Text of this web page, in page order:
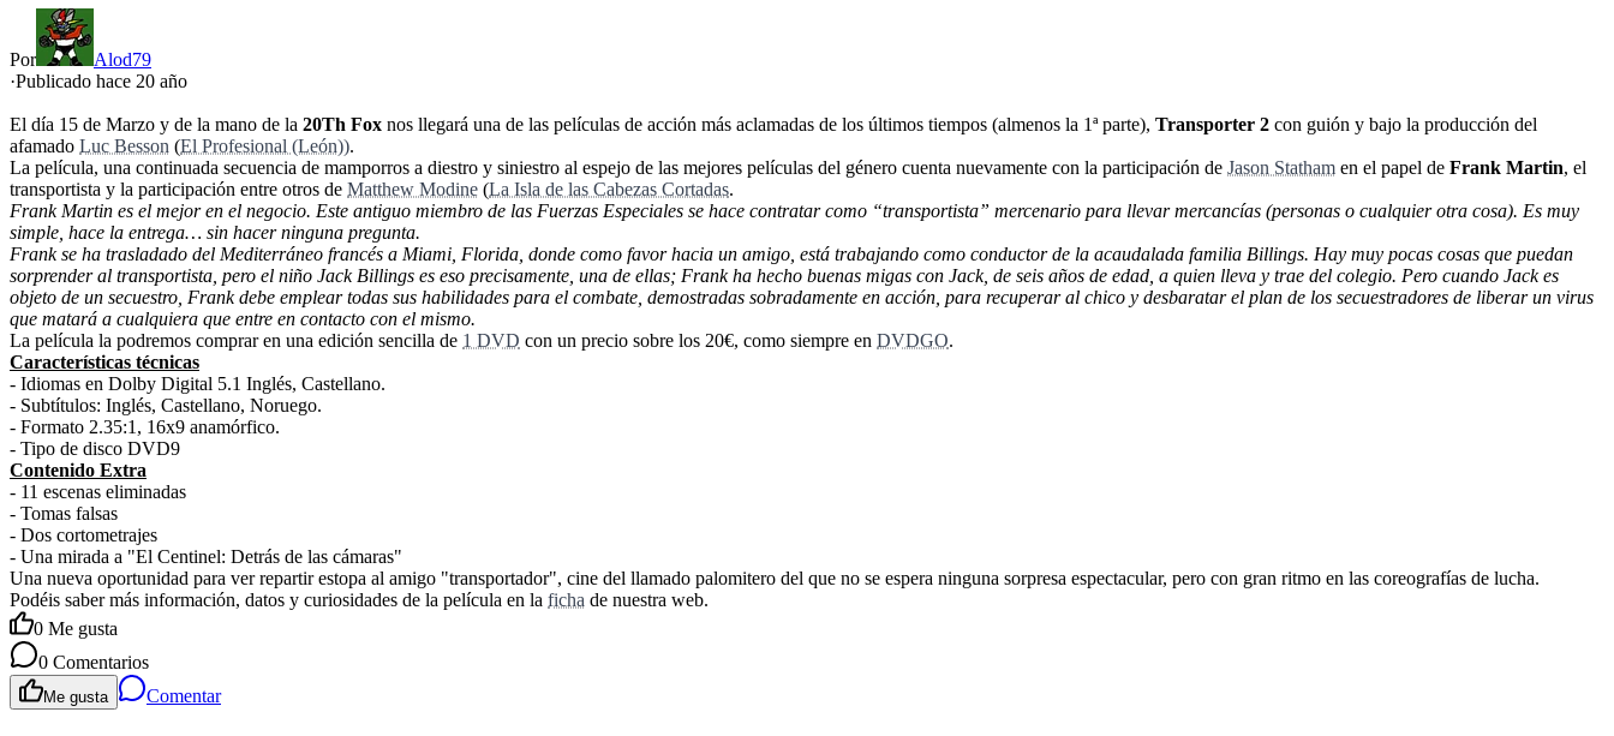
Por
Alod79
·Publicado hace 20 año
El día 15 de Marzo y de la mano de la 20Th Fox nos llegará una de las películas de acción más aclamadas de los últimos tiempos (almenos la 1ª parte), Transporter 2 con guión y bajo la producción del
afamado Luc Besson (El Profesional (León)).
La película, una continuada secuencia de mamporros a diestro y siniestro al espejo de las mejores películas del género cuenta nuevamente con la participación de Jason Statham en el papel de Frank Martin, el
transportista y la participación entre otros de Matthew Modine (La Isla de las Cabezas Cortadas.
Frank Martin es el mejor en el negocio. Este antiguo miembro de las Fuerzas Especiales se hace contratar como “transportista” mercenario para llevar mercancías (personas o cualquier otra cosa). Es muy
simple, hace la entrega… sin hacer ninguna pregunta.
Frank se ha trasladado del Mediterráneo francés a Miami, Florida, donde como favor hacia un amigo, está trabajando como conductor de la acaudalada familia Billings. Hay muy pocas cosas que puedan
sorprender al transportista, pero el niño Jack Billings es eso precisamente, una de ellas; Frank ha hecho buenas migas con Jack, de seis años de edad, a quien lleva y trae del colegio. Pero cuando Jack es
objeto de un secuestro, Frank debe emplear todas sus habilidades para el combate, demostradas sobradamente en acción, para recuperar al chico y desbaratar el plan de los secuestradores de liberar un virus
que matará a cualquiera que entre en contacto con el mismo.
La película la podremos comprar en una edición sencilla de 1 DVD con un precio sobre los 20€, como siempre en DVDGO.
Características técnicas
- Idiomas en Dolby Digital 5.1 Inglés, Castellano.
- Subtítulos: Inglés, Castellano, Noruego.
- Formato 2.35:1, 16x9 anamórfico.
- Tipo de disco DVD9
Contenido Extra
- 11 escenas eliminadas
- Tomas falsas
- Dos cortometrajes
- Una mirada a "El Centinel: Detrás de las cámaras"
Una nueva oportunidad para ver repartir estopa al amigo "transportador", cine del llamado palomitero del que no se espera ninguna sorpresa espectacular, pero con gran ritmo en las coreografías de lucha.
Podéis saber más información, datos y curiosidades de la película en la ficha de nuestra web.
0 Me gusta
0 Comentarios
Me gusta Comentar